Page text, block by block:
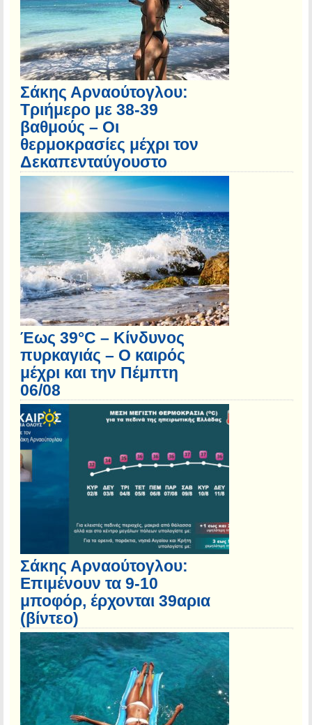
Σάκης Αρναούτογλου:
Τριήμερο με 38-39
βαθμούς – Οι
θερμοκρασίες μέχρι τον
Δεκαπενταύγουστο
Έως 39°C – Κίνδυνος
πυρκαγιάς – Ο καιρός
μέχρι και την Πέμπτη
06/08
Σάκης Αρναούτογλου:
Επιμένουν τα 9-10
μποφόρ, έρχονται 39αρια
(βίντεο)